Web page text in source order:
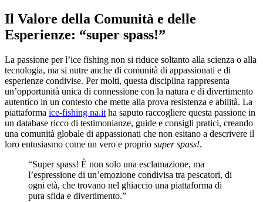
Il Valore della Comunità e delle
Esperienze: “super spass!”
La passione per l’ice fishing non si riduce soltanto alla scienza o alla
tecnologia, ma si nutre anche di comunità di appassionati e di
esperienze condivise. Per molti, questa disciplina rappresenta
un’opportunità unica di connessione con la natura e di divertimento
autentico in un contesto che mette alla prova resistenza e abilità. La
piattaforma ice-fishing na.it ha saputo raccogliere questa passione in
un database ricco di testimonianze, guide e consigli pratici, creando
una comunità globale di appassionati che non esitano a descrivere il
loro entusiasmo come un vero e proprio super spass!.
“Super spass! È non solo una esclamazione, ma
l’espressione di un’emozione condivisa tra pescatori, di
ogni età, che trovano nel ghiaccio una piattaforma di
pura sfida e divertimento.”